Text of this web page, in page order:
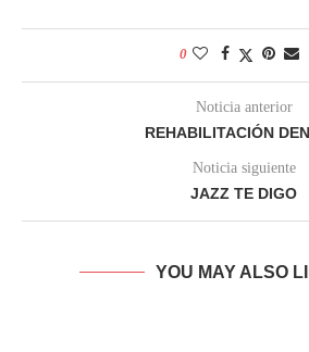
0
Noticia anterior
REHABILITACIÓN
Noticia siguiente
JAZZ TE DIGO
YOU MAY ALSO